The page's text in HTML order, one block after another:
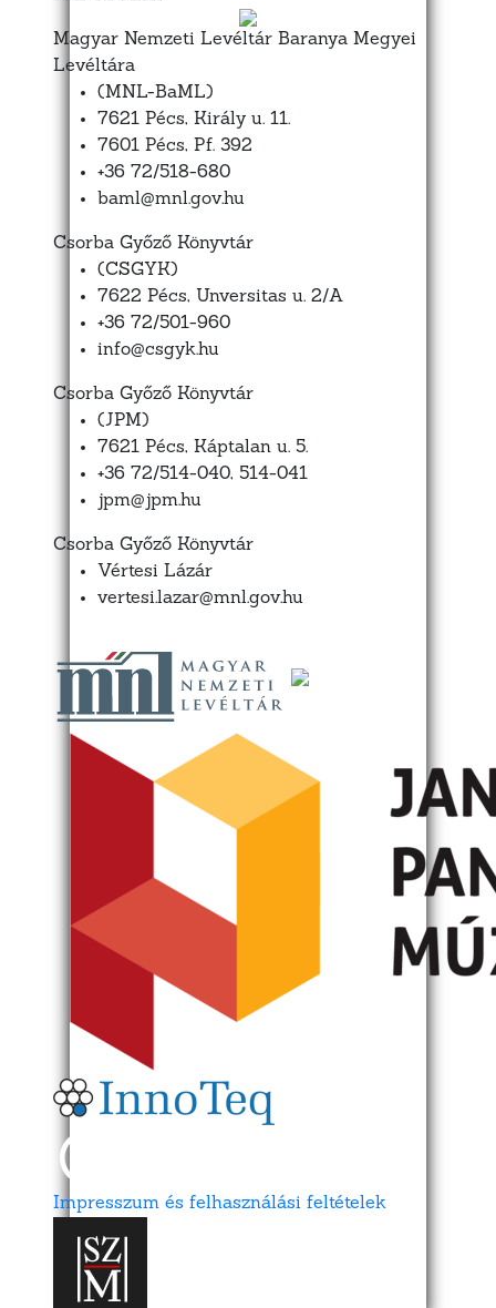
Magyar Nemzeti Levéltár Baranya Megyei
Levéltára
(MNL-BaML)
7621 Pécs, Király u. 11.
7601 Pécs, Pf. 392
+36 72/518-680
baml@mnl.gov.hu
Csorba Győző Könyvtár
(CSGYK)
7622 Pécs, Unversitas u. 2/A
+36 72/501-960
info@csgyk.hu
Csorba Győző Könyvtár
(JPM)
7621 Pécs, Káptalan u. 5.
+36 72/514-040, 514-041
jpm@jpm.hu
Csorba Győző Könyvtár
Vértesi Lázár
vertesi.lazar@mnl.gov.hu
Impresszum és felhasználási feltételek